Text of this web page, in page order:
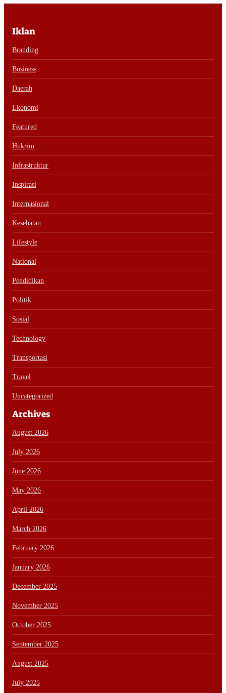
Iklan
Branding
Business
Daerah
Ekonomi
Featured
Hukrim
Infrastruktur
Inspirasi
Internasional
Kesehatan
Lifestyle
National
Pendidikan
Politik
Sosial
Technology
Transportasi
Travel
Uncategorized
Archives
August 2026
July 2026
June 2026
May 2026
April 2026
March 2026
February 2026
January 2026
December 2025
November 2025
October 2025
September 2025
August 2025
July 2025